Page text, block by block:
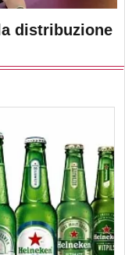
distribuzione